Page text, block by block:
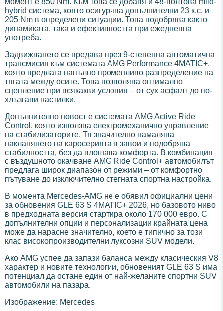
hybrid система, която осигурява допълнителни 23 к.с. и
205 Nm в определени ситуации. Това подобрява както
динамиката, така и ефективността при ежедневна
употреба.
Задвижването се предава през 9-степенна автоматична
трансмисия към системата AMG Performance 4MATIC+,
която предлага напълно променливо разпределение на
тягата между осите. Това позволява оптимално
сцепление при всякакви условия – от сух асфалт до по-
хлъзгави настилки.
Допълнително новост е системата AMG Active Ride
Control, която използва електромеханично управление
на стабилизаторите. Тя значително намалява
накланянето на каросерията в завои и подобрява
стабилността, без да влошава комфорта. В комбинация
с въздушното окачване AMG Ride Control+ автомобилът
предлага широк диапазон от режими – от комфортно
пътуване до изключително стегната спортна настройка.
В момента Mercedes-AMG не е обявил официални цени
за обновения GLE 63 S 4MATIC+ 2026, но базовото ниво
в предходната версия стартира около 170 000 евро. С
допълнителни опции и персонализации крайната цена
може да нарасне значително, което е типично за този
клас високопроизводителни луксозни SUV модели.
Ако AMG успее да запази баланса между класическия V8
характер и новите технологии, обновеният GLE 63 S има
потенциал да остане един от най-желаните спортни SUV
автомобили на пазара.
Изображение: Mercedes